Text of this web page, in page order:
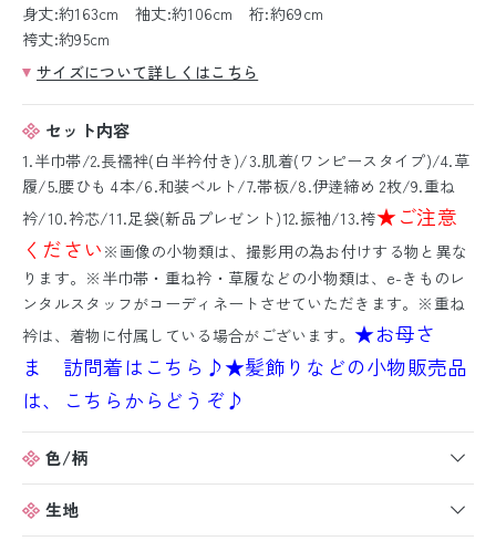
身丈:約163cm 袖丈:約106cm 裄:約69cm
袴丈:約95cm
サイズについて詳しくはこちら
セット内容
1.半巾帯/2.長襦袢(白半衿付き)/3.肌着(ワンピースタイプ)/4.草
履/5.腰ひも 4本/6.和装ベルト/7.帯板/8.伊逹締め 2枚/9.重ね
衿/10.衿芯/11.足袋(新品プレゼント)12.振袖/13.袴★ご注意
ください ※画像の小物類は、撮影用の為お付けする物と異な
ります。※半巾帯・重ね衿・草履などの小物類は、e-きものレ
ンタルスタッフがコーディネートさせていただきます。※重ね
衿は、着物に付属している場合がございます。★お母さ
ま 訪問着はこちら♪★髪飾りなどの小物販売品
は、こちらからどうぞ♪
色/柄
生地